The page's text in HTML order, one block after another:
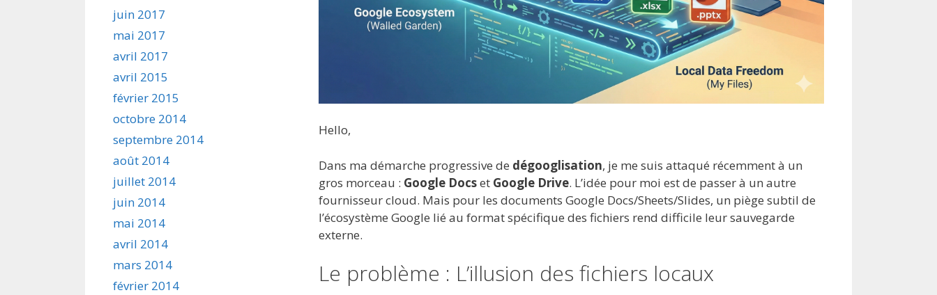
Hello,
Dans ma démarche progressive de dégooglisation, je me suis attaqué récemment à un
gros morceau : Google Docset Google Drive. L’idée pour moi est de passer à un autre
fournisseur cloud. Mais pour les documents Google Docs/Sheets/Slides, un piège subtil de
l’écosystème Google lié au format spécifique des fichiers rend difficile leur sauvegarde
externe.
Le problème : L’illusion des fichiers locaux
juin 2017
mai 2017
avril 2017
avril 2015
février 2015
octobre 2014
septembre 2014
août 2014
juillet 2014
juin 2014
mai 2014
avril 2014
mars 2014
février 2014